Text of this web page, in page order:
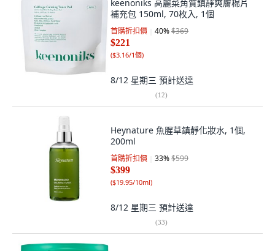
keenoniks 高麗菜角質鎮靜爽膚棉片
補充包 150ml, 70枚入, 1個
首購折扣價 40%$369
$221
($3.16/1個)
8/12 星期三 預計送達
(12)
Heynature 魚腥草鎮靜化妝水, 1個,
200ml
首購折扣價 33%$599
$399
($19.95/10ml)
8/12 星期三 預計送達
(33)